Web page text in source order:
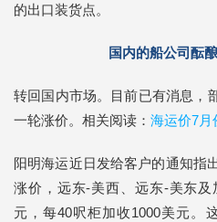
的出口装货点。
国内的船公司酝
转回国内市场。目前已有消息，
一轮涨价。相关阅读： 海运价7月
阳明海运近日发给客户的通知指
涨价，远东-美西、远东-美东及
元，每40呎柜加收1000美元。